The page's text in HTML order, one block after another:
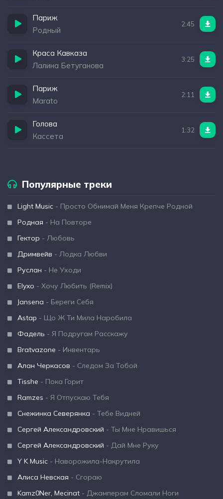
Париж
Родный
2:45
Краса Кавказа
Лалина Бетуганова
3:25
Париж
Marato
2:11
Голова
Кассета
1:32
Популярные треки
Light Music - Просто Обнимай Меня Крепче Родной
Родная - На Повторе
Гектор - Любовь
Дримвейв - Лодка Любви
Руслан - Не Уходи
Elyxo - Хочу Любить (Remix)
Jansena - Береги Себя
Astap - Що Ж Ти Мила Наробила
Фадель - Я Подругам Расскажу
Bratvazone - Инвентарь
Алан Черкасов - Следом За Тобой
Tisshe - Пока Горит
Ramzes - Я Отпускаю Тебя
Снежинка Северянка - Тебе Видней
Сергей Александровский - Ты Мне Нравишься
Сергей Александровский - Дай Мне Руку
Y K Music - Наворожила-Накрутила
Алиса Невская - Сгораю
Kamz0Ner, Mecinat - Джамперам Сломали Ноги